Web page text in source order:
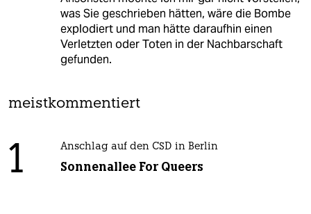
was Sie geschrieben hätten, wäre die Bombe
explodiert und man hätte daraufhin einen
Verletzten oder Toten in der Nachbarschaft
gefunden.
meistkommentiert
1 Anschlag auf den CSD in Berlin
Sonnenallee For Queers